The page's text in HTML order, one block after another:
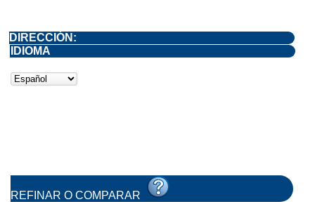
DIRECCIÓN:
IDIOMA
REFINAR O COMPARAR